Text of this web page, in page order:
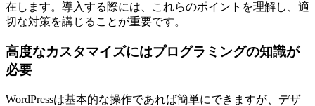
在します。導入する際には、これらのポイントを理解し、適
切な対策を講じることが重要です。
高度なカスタマイズにはプログラミングの知識が
必要
WordPressは基本的な操作であれば簡単にできますが、デザ